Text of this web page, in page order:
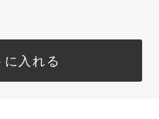
に入れる